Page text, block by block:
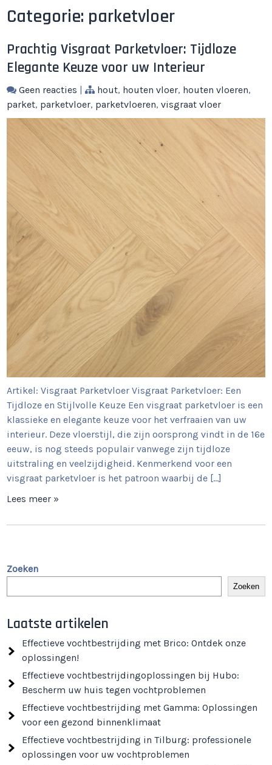
Categorie: parketvloer
Prachtig Visgraat Parketvloer: Tijdloze
Elegante Keuze voor uw Interieur
Geen reacties | hout, houten vloer, houten vloeren,
parket, parketvloer, parketvloeren,visgraat vloer
Artikel: Visgraat Parketvloer Visgraat Parketvloer: Een
Tijdloze en Stijlvolle Keuze Een visgraat parketvloer is een
klassieke en elegante keuze voor het verfraaien van uw
interieur. Deze vloerstijl, die zijn oorsprong vindt in de 16e
eeuw, is nog steeds populair vanwege zijn tijdloze
uitstraling en veelzijdigheid. Kenmerkend voor een
visgraat parketvloer is het patroon waarbij de […]
Lees meer »
Zoeken
Zoeken
Laatste artikelen
Effectieve vochtbestrijding met Brico: Ontdek onze
oplossingen!
Effectieve vochtbestrijdingoplossingen bij Hubo:
Bescherm uw huis tegen vochtproblemen
Effectieve vochtbestrijding met Gamma: Oplossingen
voor een gezond binnenklimaat
Effectieve vochtbestrijding in Tilburg: professionele
oplossingen voor uw vochtproblemen